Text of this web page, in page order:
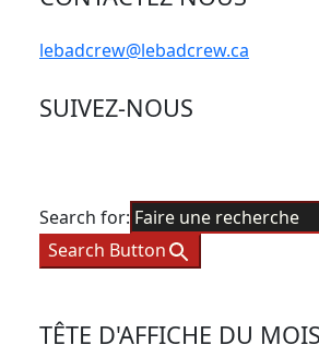
lebadcrew@lebadcrew.ca
SUIVEZ-NOUS
Search for:
Search Button
TÊTE D'AFFICHE DU